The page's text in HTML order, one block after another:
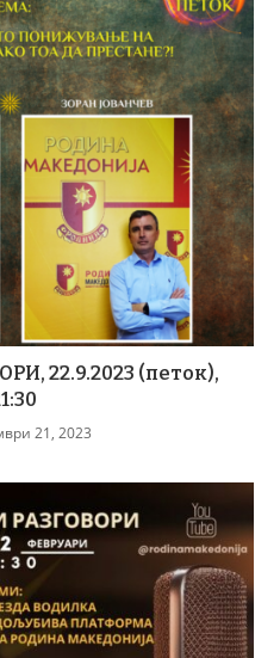
22.9.2023 (петок),
21, 2023